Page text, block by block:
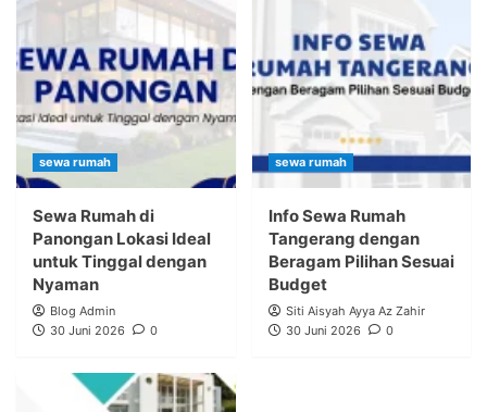
sewa rumah
Sewa Rumah di
Panongan Lokasi Ideal
untuk Tinggal dengan
Nyaman
Blog Admin
30 Juni 2026
0
sewa rumah
Info Sewa Rumah
Tangerang dengan
Beragam Pilihan Sesuai
Budget
Siti Aisyah Ayya Az Zahir
30 Juni 2026
0